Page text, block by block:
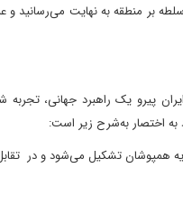
بر منطقه به نهایت می‌رسانید و
پیرو یک راهبرد جهانی،
به اختصار به‌شرح زیر است:
همپوشان تشکیل می‌شود و در